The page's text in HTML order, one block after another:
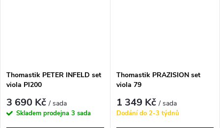
Thomastik PETER INFELD set
viola PI200
3 690 Kč/ sada
Skladem prodejna 3 sada
Thomastik PRAZISION set
viola 79
1 349 Kč/ sada
Dodání do 2-3 týdnů